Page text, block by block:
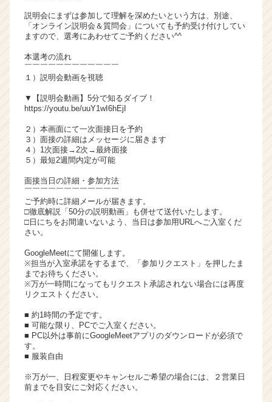
活
サ
イ
チ
ア
ャ
ア
（C
h
e
C
a
e
説明会にまずは参加して理解を深めたいという方は、別途、
「オンライン説明会＆質問会」についても予約受け付けしてい
ますので、選考にあわせてご予約ください^^
本選考の流れ
￣￣￣￣￣￣￣￣￣￣￣￣
１）説明会動画を視聴
▼【説明会動画】5分で知るダイブ！
https://youtu.be/uuY1wI6hEjI
２）本画面にて一次面接日を予約
３）面接の詳細はメッセージに届きます
４）1次面接→2次→最終面接
５）最短2週間内定が可能
面接当日の詳細・参加方法
￣￣￣￣￣￣￣￣￣￣￣￣
ご予約時に詳細メールが届きます。
□徹底解説「50分の説明動画」も併せて送付いたします。
□日にちをお間違いないよう、当日は参加用URLへご入室くだ
さい。
GoogleMeetにて開催します。
※担当が入室承諾をするまで、「参加リクエスト」を押したま
までお待ちください。
※万が一時間になってもリクエスト承認されない場合には再度
リクエストください。
■ 約1時間の予定です。
■ 可能な限り、PCでご入室ください。
■ PC以外は事前にGoogleMeetアプリのダウンロードが必須で
す。
■ 服装自由
※万が一、日程変更やキャンセルご希望の場合には、２営業日
前までを目安にご対応ください。